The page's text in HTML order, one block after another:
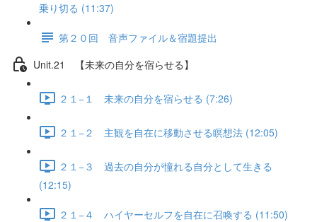
乗り切る (11:37)
第２０回 音声ファイル＆宿題提出
Unit.21 【未来の自分を宿らせる】
２１−１ 未来の自分を宿らせる (7:26)
２１−２ 主観を自在に移動させる瞑想法 (12:05)
２１−３ 過去の自分が憧れる自分として生きる
(12:15)
２１−４ ハイヤーセルフを自在に召喚する (11:50)